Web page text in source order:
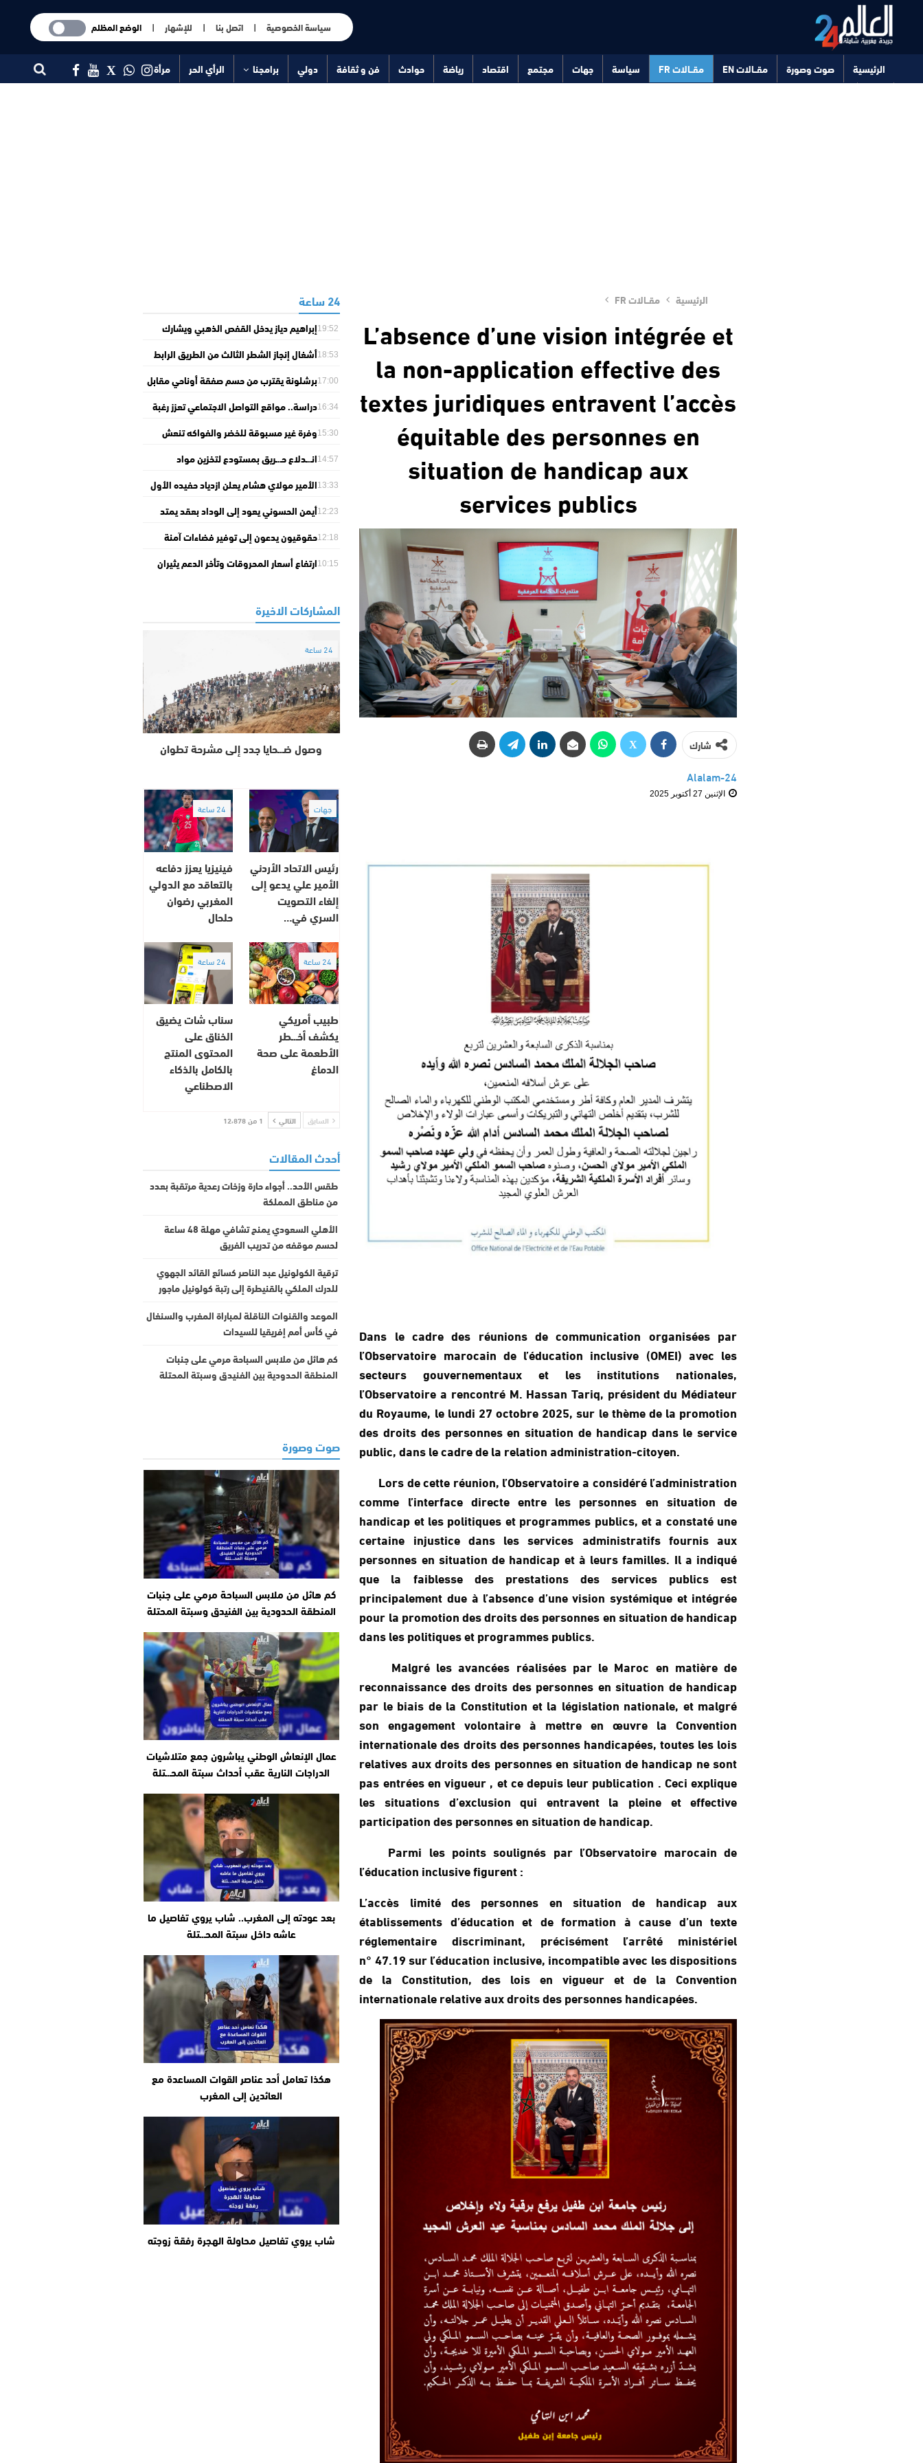
سياسة الخصوصية |اتصل بنا | للإشهار |الوضع المظلم
الرئيسية صوت وصورة مقــالات EN مقــالات FR سياسة جهات مجتمع اقتصاد رياضة حوادث فن و ثقافة دولي برامجنا الرأي الحر
مرأة
الرئيسية مقــالات FR
L’absence d’une vision intégrée et
la non-application effective des
textes juridiques entravent l’accès
équitable des personnes en
situation de handicap aux
services publics
شارك
Alalam-24
الإثنين 27 أكتوبر 2025
Dans le cadre des réunions de communication organisées par
l’Observatoire marocain de l’éducation inclusive (OMEI) avec les
secteurs gouvernementaux et les institutions nationales,
l’Observatoire a rencontré M. Hassan Tariq, président du Médiateur
du Royaume, le lundi 27 octobre 2025, sur le thème de la promotion
des droits des personnes en situation de handicap dans le service
public, dans le cadre de la relation administration-citoyen.
Lors de cette réunion, l’Observatoire a considéré l’administration
comme l’interface directe entre les personnes en situation de
handicap et les politiques et programmes publics, et a constaté une
certaine injustice dans les services administratifs fournis aux
personnes en situation de handicap et à leurs familles. Il a indiqué
que la faiblesse des prestations des services publics est
principalement due à l’absence d’une vision systémique et intégrée
pour la promotion des droits des personnes en situation de handicap
dans les politiques et programmes publics.
Malgré les avancées réalisées par le Maroc en matière de
reconnaissance des droits des personnes en situation de handicap
par le biais de la Constitution et la législation nationale, et malgré
son engagement volontaire à mettre en œuvre la Convention
internationale des droits des personnes handicapées, toutes les lois
relatives aux droits des personnes en situation de handicap ne sont
pas entrées en vigueur , et ce depuis leur publication . Ceci explique
les situations d’exclusion qui entravent la pleine et effective
participation des personnes en situation de handicap.
Parmi les points soulignés par l’Observatoire marocain de
l’éducation inclusive figurent :
L’accès limité des personnes en situation de handicap aux
établissements d’éducation et de formation à cause d’un texte
réglementaire discriminant, précisément l’arrêté ministériel
n° 47.19 sur l’éducation inclusive, incompatible avec les dispositions
de la Constitution, des lois en vigueur et de la Convention
internationale relative aux droits des personnes handicapées.
24 ساعة
19:52إبراهيم دياز يدخل القفص الذهبي ويشارك
18:53أشغال إنجاز الشطر الثالث من الطريق الرابط
17:00برشلونة يقترب من حسم صفقة أوناحي مقابل
16:34دراسة.. مواقع التواصل الاجتماعي تعزز رغبة
15:30وفرة غير مسبوقة للخضر والفواكه تنعش
14:57انـ.ـدلاع حـ.ـريق بمستودع لتخزين مواد
الدار البيضاء13:33الأمير مولاي هشام يعلن ازدياد حفيده الأول
12:23أيمن الحسوني يعود إلى الوداد بعقد يمتد
لموسم قابل للتمديد
12:18حقوقيون يدعون إلى توفير فضاءات آمنة
10:15ارتفاع أسعار المحروقات وتأخر الدعم يثيران
المشاركات الاخيرة
24 ساعة
وصول ضـ.ـحايا جدد إلى مشرحة تطوان
جهات
رئيس الاتحاد الأردني
الأمير علي يدعو إلى
إلغاء التصويت
السري في…
24 ساعة
فينيزيا يعزز دفاعه
بالتعاقد مع الدولي
المغربي رضوان
حلحال
24 ساعة
طبيب أمريكي
يكشف أخـ.ـطر
الأطعمة على صحة
الدماغ
24 ساعة
سناب شات يضيق
الخناق على
المحتوى المنتج
بالكامل بالذكاء
الاصطناعي
السابق التالي 1 من 12٬878
أحدث المقالات
طقس الأحد.. أجواء حارة وزخات رعدية مرتقبة بعدد
من مناطق المملكة
الأهلي السعودي يمنح تشافي مهلة 48 ساعة
لحسم موقفه من تدريب الفريق
ترقية الكولونيل عبد الناصر كسائع القائد الجهوي
للدرك الملكي بالقنيطرة إلى رتبة كولونيل ماجور
الموعد والقنوات الناقلة لمباراة المغرب والسنغال
في كأس أمم إفريقيا للسيدات
كم هائل من ملابس السباحة مرمي على جنبات
المنطقة الحدودية بين الفنيدق وسبتة المحتلة
صوت وصورة
كم هائل من ملابس السباحة مرمي على جنبات
المنطقة الحدودية بين الفنيدق وسبتة المحتلة
عمال الإنعاش الوطني يباشرون جمع متلاشيات
الدراجات النارية عقب أحداث سبتة المحـ.ـتلة
بعد عودته إلى المغرب.. شاب يروي تفاصيل ما
عاشه داخل سبتة المحـ.ـتلة
هكذا تعامل أحد عناصر القوات المساعدة مع
العائدين إلى المغرب
شاب يروي تفاصيل محاولة الهجرة رفقة زوجته